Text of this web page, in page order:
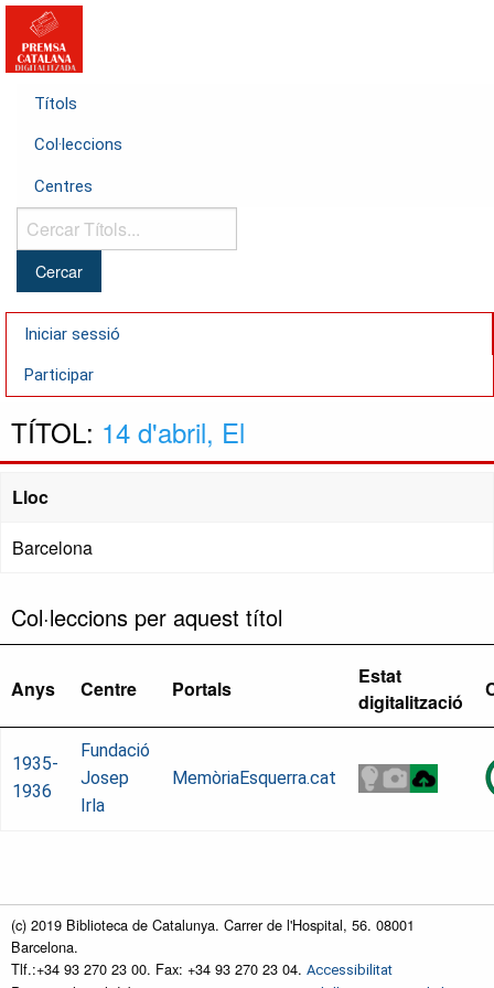
Títols
Col·leccions
Centres
Cercar
Títols...
Iniciar sessió
Participar
TÍTOL: 14 d'abril, El
Lloc
Barcelona
Col·leccions per aquest títol
Anys Centre Portals
Estat
digitalització
1935-
1936
Fundació
Josep
Irla
MemòriaEsquerra.cat
(c) 2019 Biblioteca de Catalunya. Carrer de l'Hospital, 56. 08001
Barcelona.
Tlf.:+34 93 270 23 00. Fax: +34 93 270 23 04. Accessibilitat